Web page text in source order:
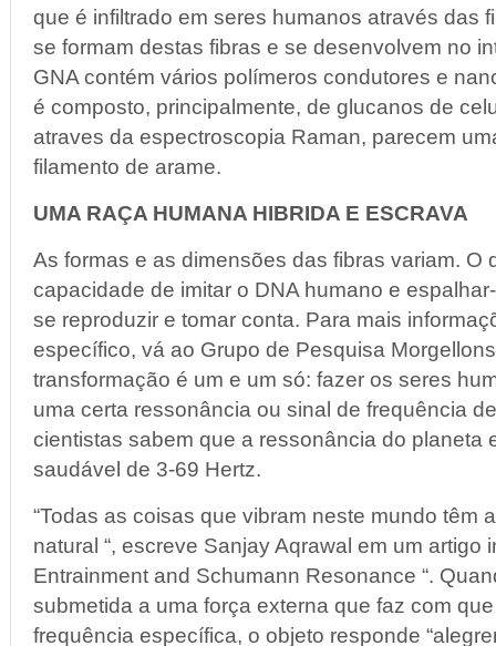
que é infiltrado em seres humanos através das
se formam destas fibras e se desenvolvem no
GNA contém vários polímeros condutores e
é composto, principalmente, de glucanos de
atraves da espectroscopia Raman, parecem
filamento de arame.
UMA RAÇA HUMANA HIBRIDA E ESCRAVA
As formas e as dimensões das fibras variam. O
capacidade de imitar o DNA humano e
se reproduzir e tomar conta. Para mais
específico, vá ao Grupo de Pesquisa
transformação é um e um só: fazer os seres
uma certa ressonância ou sinal de frequência
cientistas sabem que a ressonância do planeta
saudável de 3-69 Hertz.
“Todas as coisas que vibram neste mundo têm
natural “, escreve Sanjay Aqrawal em um artigo
Entrainment and Schumann Resonance “.
submetida a uma força externa que faz com
frequência específica, o objeto responde